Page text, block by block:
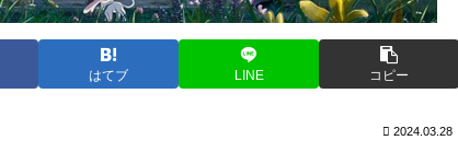
はてブ LINE コピー
2024.03.28